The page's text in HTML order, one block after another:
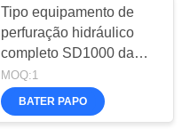
Tipo equipamento de
perfuração hidráulico
completo SD1000 da
esteira rolante do núcleo
MOQ:1
BATER PAPO